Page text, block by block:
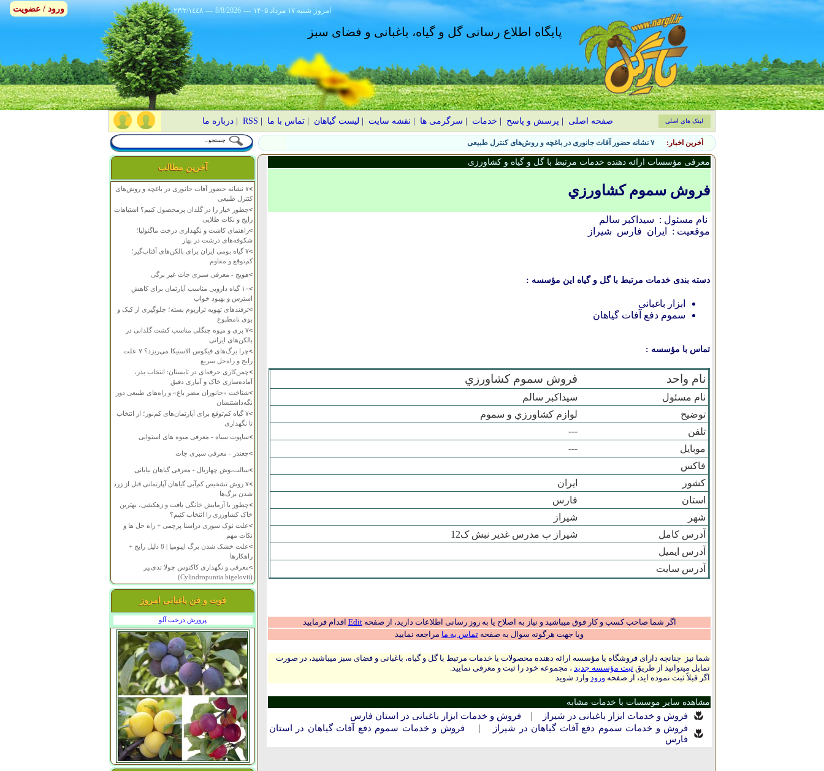
٢٣/٢/١٤٤٨ --- 8/8/2026 --- ۱۴۰۵ شنبه ۱۷ مرداد امروز
پایگاه اطلاع رسانی گل و گیاه، باغبانی و فضای سبز
صفحه اصلی پرسش و پاسخ خدمات سرگرمی ها نقشه سایت لیست گیاهان |تماس با ما RSS
|درباره ما لینک های اصلی
آخرین اخبار: ۷ نشانه حضور آفات جانوری در باغچه و روش‌های کنترل طبیعی
آخرین مطالب
>
۷ نشانه حضور آفات جانوری در باغچه و روش‌های
کنترل طبیعی
>چطور خیار را در گلدان پرمحصول کنیم؟ اشتباهات
رایج و نکات طلایی
>راهنمای کاشت و نگهداری درخت ماگنولیا؛
شکوفه‌های درشت در بهار
>
۷ گیاه بومی ایران برای بالکن‌های آفتاب‌گیر؛
کم‌توقع و مقاوم
>هویج - معرفی سبزی جات غیر برگی
>
۱۰ گیاه دارویی مناسب آپارتمان برای کاهش
استرس و بهبود خواب
>ترفندهای تهویه تراریوم بسته؛ جلوگیری از کپک و
بوی نامطبوع
>
۷ بری و میوه جنگلی مناسب کشت گلدانی در
بالکن‌های ایرانی
>
چرا برگ‌های فیکوس الاستیکا می‌ریزد؟ ۷ علت
رایج و راه‌حل سریع
>چمن‌کاری حرفه‌ای در تابستان: انتخاب بذر،
آماده‌سازی خاک و آبیاری دقیق
>شناخت «جانوران مضر باغ» و راه‌های طبیعی دور
نگه‌داشتنشان
>
۷ گیاه کم‌توقع برای آپارتمان‌های کم‌نور؛ از انتخاب
تا نگهداری
>ساپوت سیاه - معرفی میوه های استوایی
>چغندر - معرفی سبزی جات
>سالت‌بوش چهاربال - معرفی گیاهان بیابانی
>
۷ روش تشخیص کم‌آبی گیاهان آپارتمانی قبل از زرد
شدن برگ‌ها
>چطور با آزمایش خانگی بافت و زهکشی، بهترین
خاک کشاورزی را انتخاب کنیم؟
>علت نوک سوزی دراسنا پرچمی + راه حل ها و
نکات مهم
>
علت خشک شدن برگ ایپومیا | 8 دلیل رایج +
راهکارها
>معرفی و نگهداری کاکتوس چولا تدی‌بیر
(Cylindropuntia bigelovii)
فوت و فن باغبانی امروز
پرورش درخت آلو
معرفی مؤسسات ارائه دهنده خدمات مرتبط با گل و گیاه و کشاورزی
فروش سموم کشاورزي
نام مسئول : سيداکبر سالم
موقعیت :
ایران فارس شيراز
دسته بندی خدمات مرتبط با گل و گیاه این مؤسسه :
ابزار باغبانی
سموم دفع آفات گیاهان
تماس با مؤسسه :
نام واحد فروش سموم کشاورزي
نام مسئول
سيداکبر سالم
توضیح
لوازم کشاورزي و سموم
تلفن
---
موبایل
---
فاکس
کشور
ایران
استان
فارس
شهر
شيراز
آدرس کامل
شيراز ب مدرس غدير نبش ک12
آدرس ایمیل
آدرس سایت
اگر شما صاحب کسب و کار فوق میباشید و نیاز به اصلاح یا به روز رسانی اطلاعات دارید، از صفحهEdit اقدام فرمایید
ویا جهت هرگونه سوال به صفحه تماس به ما مراجعه نمایید
شما نیز چنانچه دارای فروشگاه یا مؤسسه ارائه دهنده محصولات یا خدمات مرتبط با گل و گیاه، باغبانی و فضای سبز میباشید، در صورت
تمایل میتوانید از طریق ثبت مؤسسه جدید ، مجموعه خود را ثبت و معرفی نمایید.
اگر قبلاً ثبت نموده اید، از صفحه ورود وارد شوید
مشاهده سایر موسسات با خدمات مشابه
فروش و خدمات ابزار باغبانی در شيراز | فروش و خدمات ابزار باغبانی در استان فارس
فروش و خدمات سموم دفع آفات گیاهان در شيراز
| فروش و خدمات سموم دفع آفات گیاهان در استان
فارس
ورود / عضویت